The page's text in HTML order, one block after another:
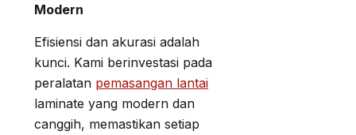
Modern
Efisiensi dan akurasi adalah
kunci. Kami berinvestasi pada
peralatan pemasangan lantai
laminate yang modern dan
canggih, memastikan setiap